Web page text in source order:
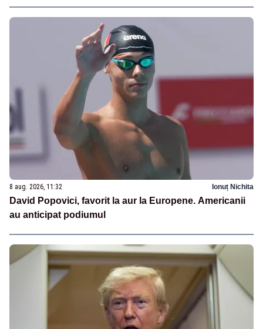
8 aug. 2026, 11:32 Ionuț Nichita
David Popovici, favorit la aur la Europene. Americanii
au anticipat podiumul